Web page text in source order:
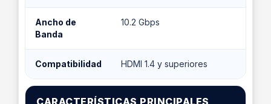
Ancho de
Banda
10.2 Gbps
Compatibilidad HDMI 1.4 y superiores
CARACTERÍSTICAS PRINCIPALES